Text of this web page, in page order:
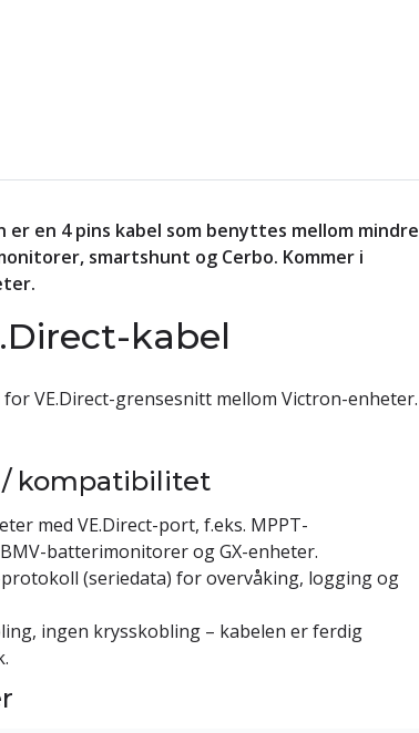
er en 4 pins kabel som benyttes mellom mindre
smartshunt og Cerbo. Kommer i
kabel
VE.Direct-grensesnitt mellom Victron-enheter.
kompatibilitet
med VE.Direct-port, f.eks. MPPT-
batterimonitorer og GX-enheter.
(seriedata) for overvåking, logging og
ingen krysskobling – kabelen er ferdig